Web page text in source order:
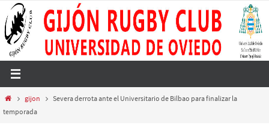
al
contenido
Iniciogijon
Severa derrota ante el Universitario de Bilbao para finalizar la
temporada